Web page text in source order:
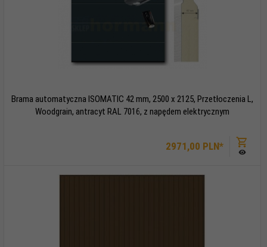
2971,00 PLN*
Brama automatyczna ISOMATIC 42 mm, 2500 x 2125, Przetłoczenia L,
Woodgrain, antracyt RAL 7016, z napędem elektrycznym